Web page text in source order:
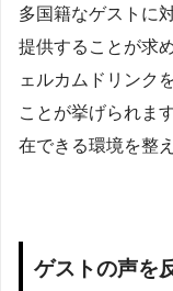
多国籍なゲストに
提供することが求
ェルカムドリンク
ことが挙げられま
在できる環境を整
ゲストの声を